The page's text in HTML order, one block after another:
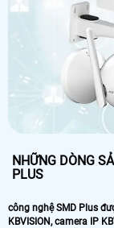
NHỮNG DÒNG
PLUS
công nghệ SMD Plus
KBVISION, camera IP